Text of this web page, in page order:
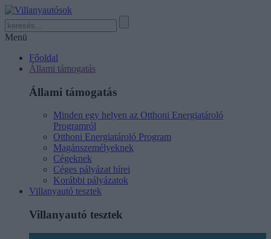
Menü
Főoldal
Állami támogatás
Állami támogatás
Minden egy helyen az Otthoni Energiatároló
Programról
Otthoni Energiatároló Program
Magánszemélyeknek
Cégeknek
Céges pályázat hírei
Korábbi pályázatok
Villanyautó tesztek
Villanyautó tesztek